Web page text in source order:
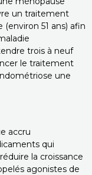
un traitement
51 ans) afin
trois à neuf
le traitement
une
accru
qui
la croissance
agonistes de